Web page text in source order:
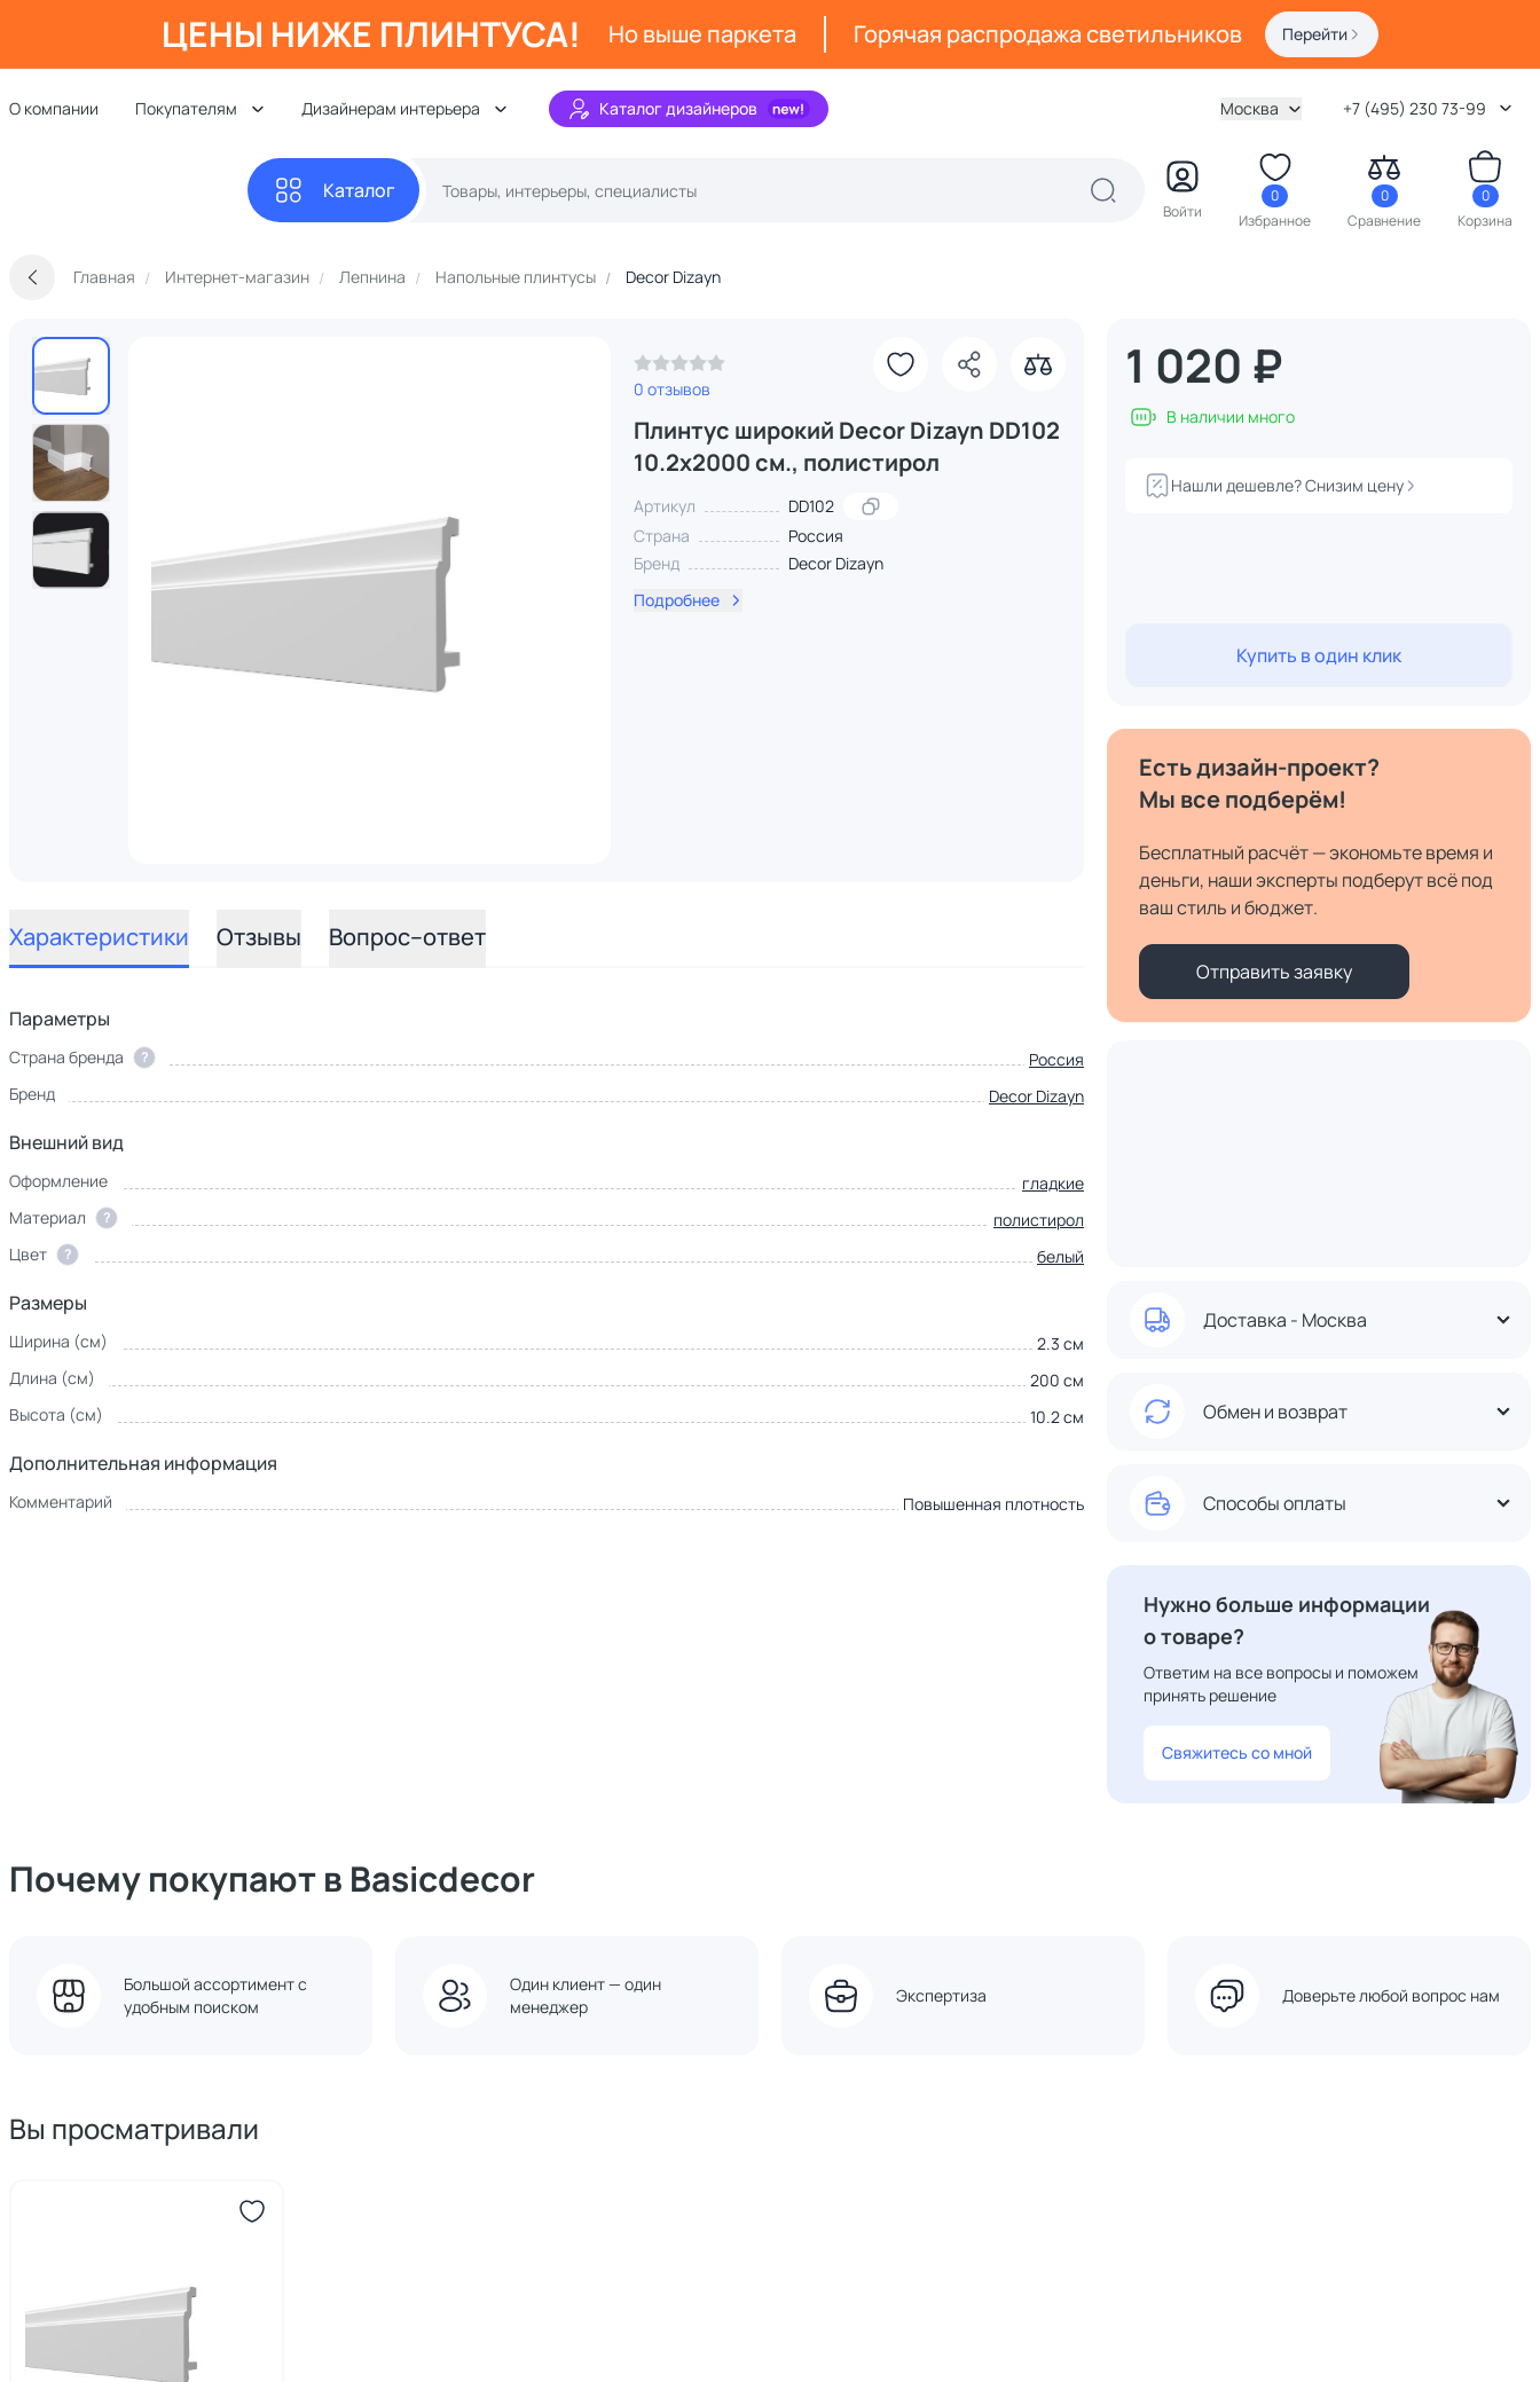
ЦЕНЫ НИЖЕ ПЛИНТУСА! Но выше паркета Горячая распродажа светильников Перейти
О компании Покупателям Дизайнерам интерьера Каталог дизайнеров Москва +7 (495) 230 73-99
Каталог
Войти
0
Избранное
0
Сравнение
0
Корзина
Главная Интернет-магазин Лепнина Напольные плинтусы Decor Dizayn
0 отзывов
Плинтус широкий Decor Dizayn DD102
10.2х2000 см., полистирол
Артикул
DD102
Страна
Россия
Бренд
Decor Dizayn
Подробнее
Характеристики Отзывы Вопрос–ответ
Параметры
Страна бренда ?
Россия
Бренд
Decor Dizayn
Внешний вид
Оформление
гладкие
Материал
?
полистирол
Цвет
? белый
Размеры
Ширина (см)
2.3 см
Длина (см)
200 см
Высота (см)
10.2 см
Дополнительная информация
Комментарий Повышенная плотность
1 020 ₽
В наличии много
Нашли дешевле? Снизим цену
Купить в один клик
Есть дизайн-проект?
Мы все подберём!
Бесплатный расчёт — экономьте время и
деньги, наши эксперты подберут всё под
ваш стиль и бюджет.
Отправить заявку
Доставка - Москва
Обмен и возврат
Способы оплаты
Нужно больше информации
о товаре?
Ответим на все вопросы и поможем
принять решение
Свяжитесь со мной
Почему покупают в Basicdecor
Большой ассортимент с
удобным поиском
Один клиент — один
менеджер
Экспертиза Доверьте любой вопрос нам
Вы просматривали